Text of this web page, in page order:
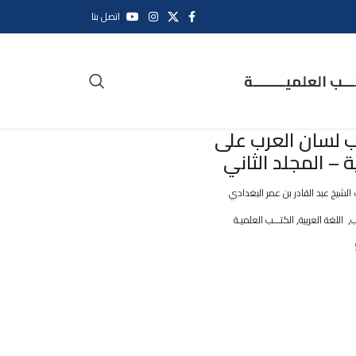
اتصل بنا
العلميــــــــة
لسان العرب على
المجلد الثاني
الشيخ عبد القادر بن عمر البغدادي
, اللغة العربية,الكتـــب العلميـة